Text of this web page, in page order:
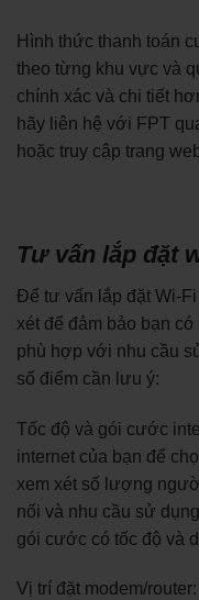
Hình thức thanh toán
theo từng khu vực và
chính xác và chi tiết
hãy liên hệ với FPT
hoặc truy cập trang
Tư vấn lắp đặt
Để tư vấn lắp đặt Wi-Fi
xét để đảm bảo bạn
phù hợp với nhu cầu
số điểm cần lưu ý:
Tốc độ và gói cước
internet của bạn để
xem xét số lượng
nối và nhu cầu sử
gói cước có tốc độ và
Vị trí đặt modem/